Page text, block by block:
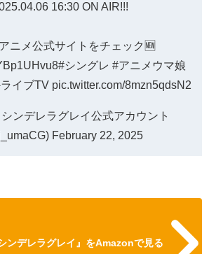
16:30 ON AIR!!!
ニメ公式サイトをチェック🆕
#シングレ #アニメウマ娘
イブTV pic.twitter.com/8mzn5qdsN2
ンデレラグレイ公式アカウント
February 22, 2025
ンデレラグレイ』をAmazonで見る